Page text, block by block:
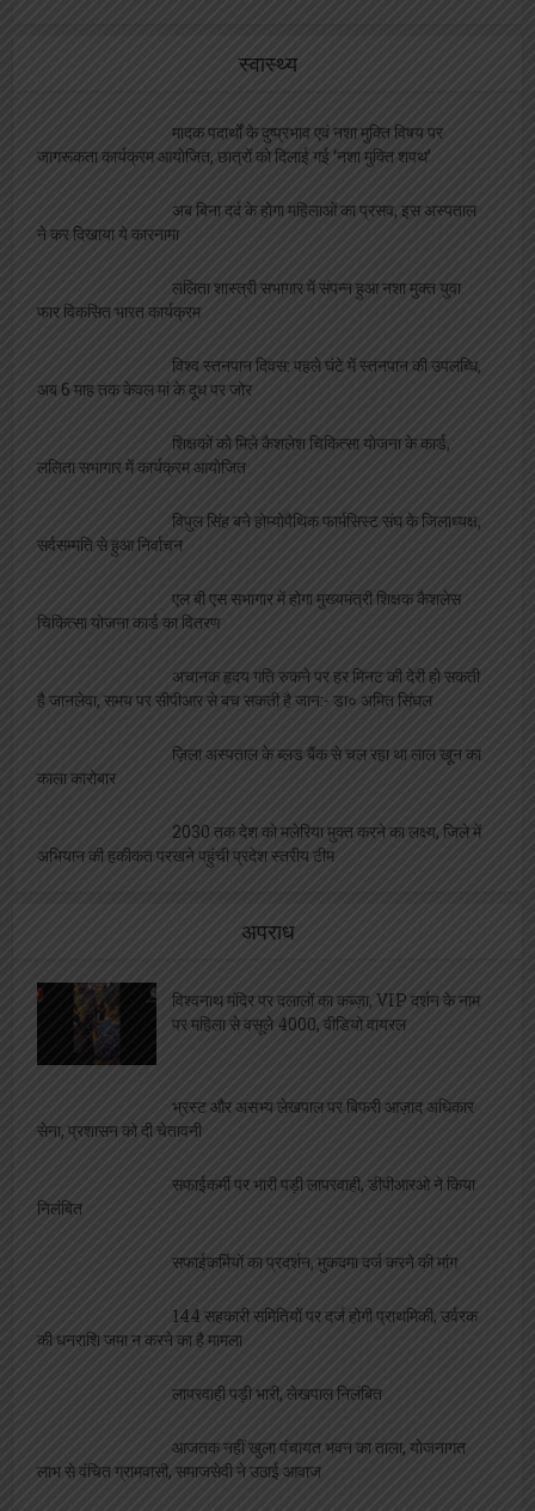
स्वास्थ्य
मादक पदार्थों के दुष्प्रभाव एवं नशा मुक्ति विषय पर
जागरूकता कार्यक्रम आयोजित, छात्रों को दिलाई गई ‘नशा मुक्ति शपथ’
अब बिना दर्द के होगा महिलाओं का प्रसव, इस अस्पताल
ने कर दिखाया ये कारनामा
ललिता शास्त्री सभागार में संपन्न हुआ नशा मुक्त युवा
फार विकसित भारत कार्यक्रम
विश्व स्तनपान दिवस: पहले घंटे में स्तनपान की उपलब्धि,
अब 6 माह तक केवल मां के दूध पर जोर
शिक्षकों को मिले कैशलेश चिकित्सा योजना के कार्ड,
ललिता सभागार में कार्यक्रम आयोजित
विपुल सिंह बने होम्योपैथिक फार्मसिस्ट संघ के जिलाध्यक्ष,
सर्वसम्मति से हुआ निर्वाचन
एल बी एस सभागार में होगा मुख्यमंत्री शिक्षक कैशलेस
चिकित्सा योजना कार्ड का वितरण
अचानक हृदय गति रुकने पर हर मिनट की देरी हो सकती
है जानलेवा, समय पर सीपीआर से बच सकती है जान:- डा० अमित सिंघल
ज़िला अस्पताल के ब्लड बैंक से चल रहा था लाल खून का
काला कारोबार
2030 तक देश को मलेरिया मुक्त करने का लक्ष्य, जिले में
अभियान की हकीकत परखने पहुंची प्रदेश स्तरीय टीम
अपराध
विश्वनाथ मंदिर पर दलालों का कब्ज़ा, VIP दर्शन के नाम
पर महिला से वसूले 4000, वीडियो वायरल
भ्रस्ट और असभ्य लेखपाल पर बिफरी आज़ाद अधिकार
सेना, प्रशासन को दी चेतावनी
सफाईकर्मी पर भारी पड़ी लापरवाही, डीपीआरओ ने किया
निलंबित
सफाईकर्मियों का प्रदर्शन, मुकदमा दर्ज करने की मांग
144 सहकारी समितियों पर दर्ज होगी प्राथमिकी, उर्वरक
की धनराशि जमा न करने का है मामला
लापरवाही पड़ी भारी, लेखपाल निलंबित
आजतक नहीं खुला पंचायत भवन का ताला, योजनागत
लाभ से वंचित ग्रामवासी, समाजसेवी ने उठाई आवाज